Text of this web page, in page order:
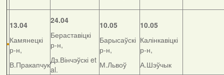
13.04
Камянецкі
р-н,
В.Пракапчук
24.04
Бераставіцкі
р-н,
Дз.Вінчэўскі et
al.
10.05
Барысаўскі
р-н,
М.Львоў
10.05
Калінкавіцкі
р-н,
А.Шэўчык